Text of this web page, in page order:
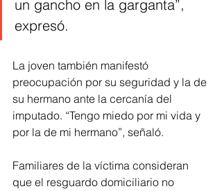
un gancho en la garganta”,
expresó.
La joven también manifestó
preocupación por su seguridad y la de
su hermano ante la cercanía del
imputado. “Tengo miedo por mi vida y
por la de mi hermano”, señaló.
Familiares de la víctima consideran
que el resguardo domiciliario no